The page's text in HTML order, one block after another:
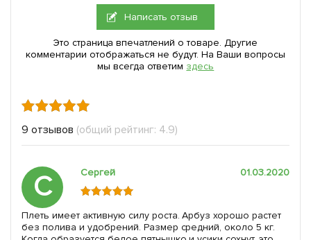
Написать отзыв
Это страница впечатлений о товаре. Другие
комментарии отображаться не будут. На Ваши вопросы
мы всегда ответим здесь
9 отзывов (общий рейтинг: 4.9)
С Сергей 01.03.2020
Плеть имеет активную силу роста. Арбуз хорошо растет
без полива и удобрений. Размер средний, около 5 кг.